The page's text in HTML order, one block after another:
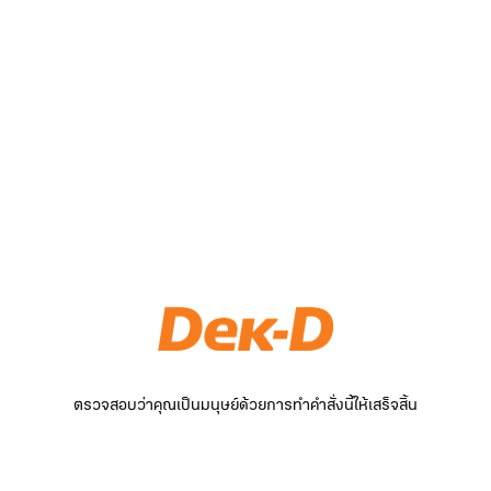
ตรวจสอบว่าคุณเป็นมนุษย์ด้วยการทำคำสั่งนี้ให้เสร็จสิ้น